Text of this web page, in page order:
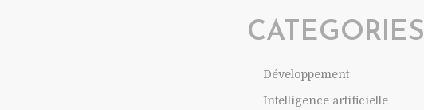
CATEGORIES
Développement
Intelligence artificielle